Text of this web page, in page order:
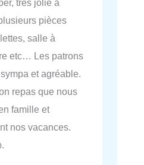
très jolie à
pièces
salle à
etc… Les patrons
et agréable.
repas que nous
famille et
nos vacances.